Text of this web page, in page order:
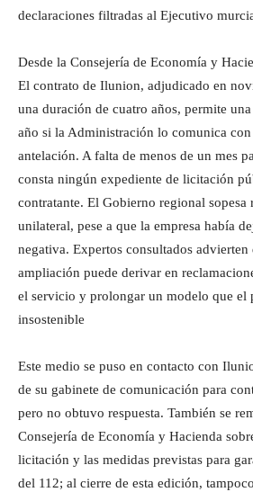
declaraciones filtradas al Ejecutivo
Desde la Consejería de Economía y
El contrato de Ilunion, adjudicado en
una duración de cuatro años, permite
año si la Administración lo comunica con
antelación. A falta de menos de un mes
consta ningún expediente de licitación
contratante. El Gobierno regional sopesa
unilateral, pese a que la empresa había
negativa. Expertos consultados
ampliación puede derivar en
el servicio y prolongar un modelo que el
insostenible
Este medio se puso en contacto con
de su gabinete de comunicación para
pero no obtuvo respuesta. También se
Consejería de Economía y Hacienda
licitación y las medidas previstas para
del 112; al cierre de esta edición,